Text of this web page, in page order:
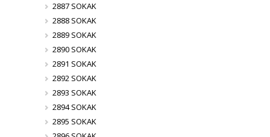
2887 SOKAK
2888 SOKAK
2889 SOKAK
2890 SOKAK
2891 SOKAK
2892 SOKAK
2893 SOKAK
2894 SOKAK
2895 SOKAK